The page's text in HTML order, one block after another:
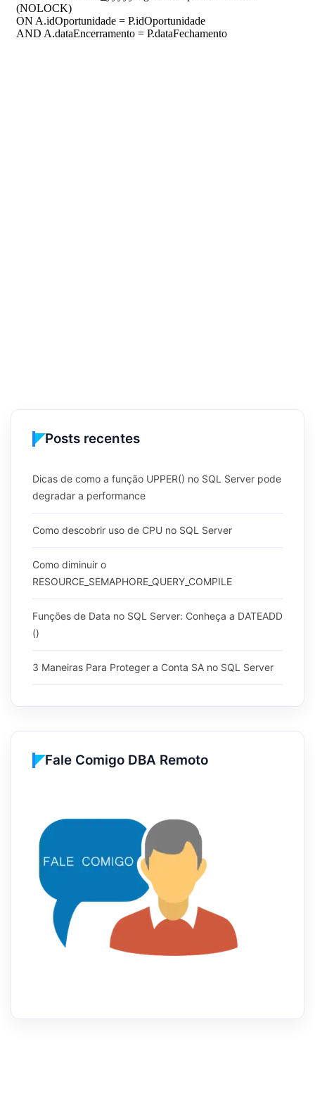
Posts recentes
Dicas de como a função UPPER() no SQL Server pode
degradar a performance
Como descobrir uso de CPU no SQL Server
Como diminuir o
RESOURCE_SEMAPHORE_QUERY_COMPILE
Funções de Data no SQL Server: Conheça a DATEADD
()
3 Maneiras Para Proteger a Conta SA no SQL Server
Fale Comigo DBA Remoto